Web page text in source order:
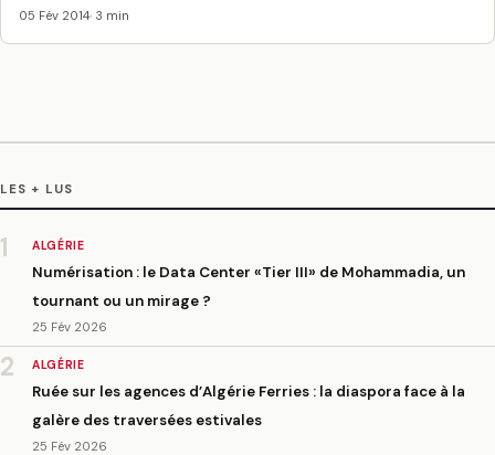
05 Fév 2014· 3 min
LES + LUS
1 ALGÉRIE
Numérisation : le Data Center «Tier III» de Mohammadia, un
tournant ou un mirage ?
25 Fév 2026
2 ALGÉRIE
Ruée sur les agences d’Algérie Ferries : la diaspora face à la
galère des traversées estivales
25 Fév 2026